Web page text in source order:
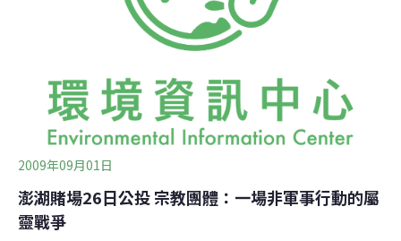
多持觀望的態度，面對民間環保人士參與民意代表選舉一
事，仍有所質疑。台灣綠黨表示，民間的力量除了透過社
團的方式來凝聚之外，在政治領域也應該取得應有的位置
同一項提案在投票結果公佈後三年內都不得重行提出，因
此，贊成澎湖縣發展博奕的陣營，包含現任澎湖縣縣
2009年09月01日
澎湖賭場26日公投 宗教團體：一場非軍事行動的屬
靈戰爭